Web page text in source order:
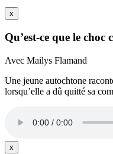
x
Qu’est-ce que le choc
Avec Mailys Flamand
Une jeune autochtone
lorsqu’elle a dû quitté sa
x